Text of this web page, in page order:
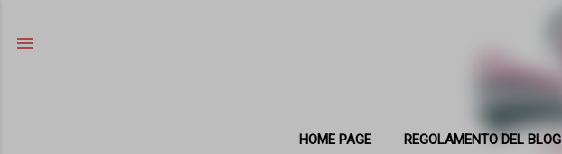
HOME PAGE REGOLAMENTO DEL BLOG